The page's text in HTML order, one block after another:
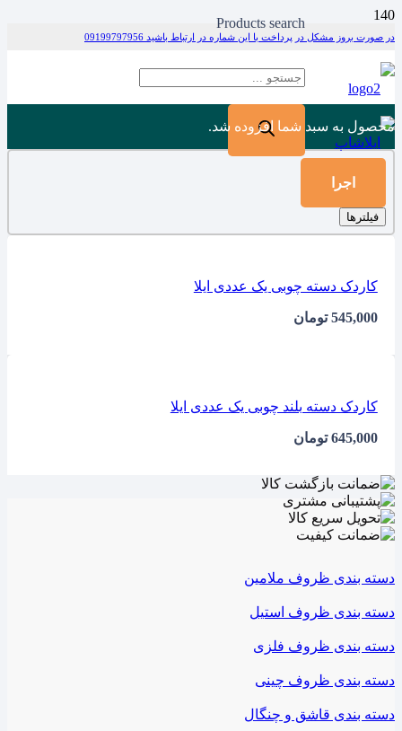
در صورت بروز مشکل در پرداخت با این شماره در ارتباط باشید 09199797956
Products search
محصول به سبد شما افزوده شد.
اجرا
فیلترها
کاردک دسته چوبی یک عددی ایلا
545,000 تومان
کاردک دسته بلند چوبی یک عددی ایلا
645,000 تومان
دسته بندی ظروف ملامین
دسته بندی ظروف استیل
دسته بندی ظروف فلزی
دسته بندی ظروف چینی
دسته بندی قاشق و چنگال